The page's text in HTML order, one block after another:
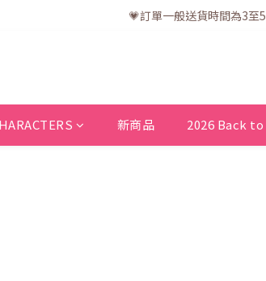
💗訂單一般送貨時間為3至
💗訂單一般送貨時間為3至
💗折實滿
💗訂單一般送貨時間為3至
新商品 2026 Back